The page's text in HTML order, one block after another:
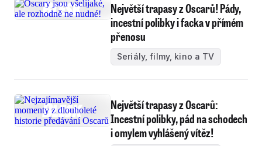
Největší trapasy z Oscarů! Pády,
incestní polibky i facka v přímém
přenosu
Seriály, filmy, kino a TV
Největší trapasy z Oscarů:
Incestní polibky, pád na schodech
i omylem vyhlášený vítěz!